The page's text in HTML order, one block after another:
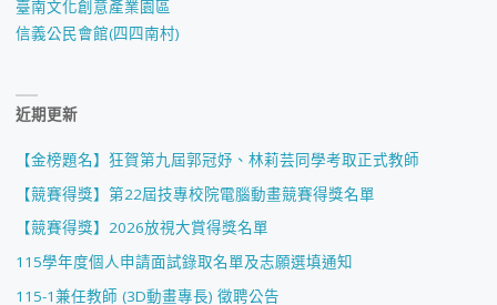
臺南文化創意產業園區
信義公民會館(四四南村)
近期更新
【金榜題名】狂賀第九屆郭冠妤、林莉芸同學考取正式教師
【競賽得獎】第22屆技專校院電腦動畫競賽得獎名單
【競賽得獎】2026放視大賞得獎名單
115學年度個人申請面試錄取名單及志願選填通知
115-1兼任教師 (3D動畫專長) 徵聘公告